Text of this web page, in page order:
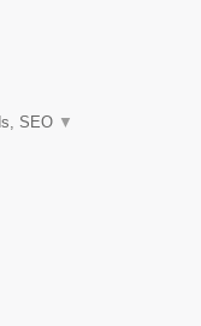
SEO ▼